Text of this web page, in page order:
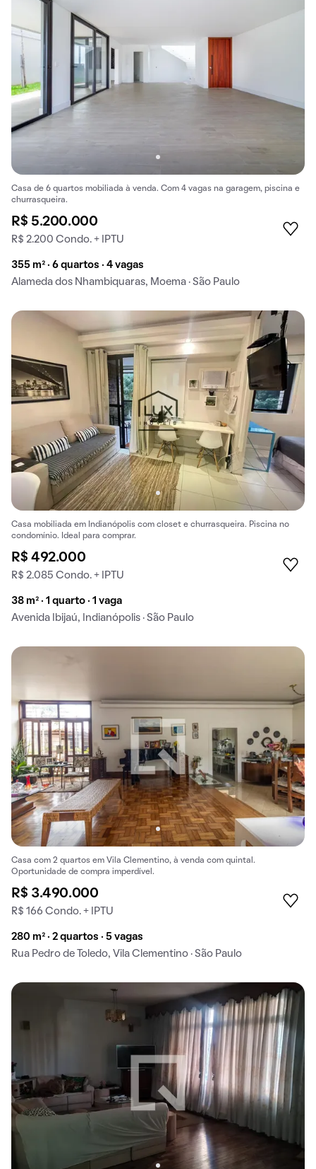
Casa de 6 quartos mobiliada à venda. Com 4 vagas na garagem, piscina e
churrasqueira.
R$ 5.200.000
R$ 2.200 Condo. + IPTU
355 m² · 6 quartos · 4 vagas
Alameda dos Nhambiquaras, Moema · São Paulo
Casa mobiliada em Indianópolis com closet e churrasqueira. Piscina no
condomínio. Ideal para comprar.
R$ 492.000
R$ 2.085 Condo. + IPTU
38 m² · 1 quarto · 1 vaga
Avenida Ibijaú, Indianópolis · São Paulo
Casa com 2 quartos em Vila Clementino, à venda com quintal.
Oportunidade de compra imperdível.
R$ 3.490.000
R$ 166 Condo. + IPTU
280 m² · 2 quartos · 5 vagas
Rua Pedro de Toledo, Vila Clementino · São Paulo